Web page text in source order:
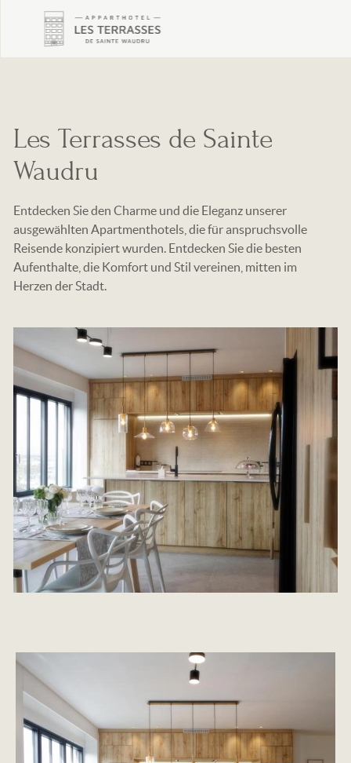
Les Terrasses de Sainte
Waudru
Entdecken Sie den Charme und die Eleganz unserer
ausgewählten Apartmenthotels, die für anspruchsvolle
Reisende konzipiert wurden. Entdecken Sie die besten
Aufenthalte, die Komfort und Stil vereinen, mitten im
Herzen der Stadt.
Image